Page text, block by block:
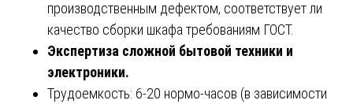
производственным дефектом, соответствует ли
качество сборки шкафа требованиям ГОСТ.
Экспертиза сложной бытовой техники и
электроники.
Трудоемкость: 6-20 нормо-часов (в зависимости